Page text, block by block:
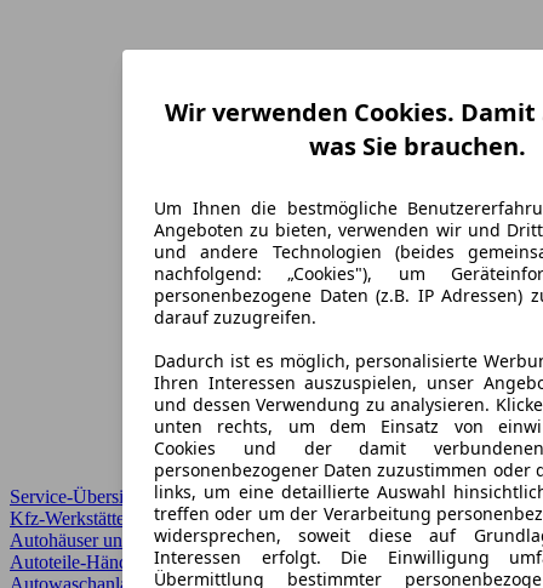
Service-Übersicht
Kfz-Werkstätten
Autohäuser und Händler
Autoteile-Händler
Autowaschanlagen
Wir verwenden Cookies.
was Sie brauchen.
Um Ihnen die bestmögliche
Angeboten zu bieten, verwenden wir und
und andere Technologien (beides
nachfolgend: „Cookies"), um
personenbezogene Daten (z.B. IP Adressen)
darauf zuzugreifen.
Dadurch ist es möglich, personalisierte
Ihren Interessen auszuspielen, unser
und dessen Verwendung zu analysieren.
unten rechts, um dem Einsatz von
Cookies und der damit
personenbezogener Daten zuzustimmen oder
links, um eine detaillierte Auswahl
treffen oder um der Verarbeitung
widersprechen, soweit diese auf
Interessen erfolgt. Die Einwilligung
Übermittlung bestimmter